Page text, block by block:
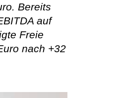
Bereits
auf
Freie
nach +32